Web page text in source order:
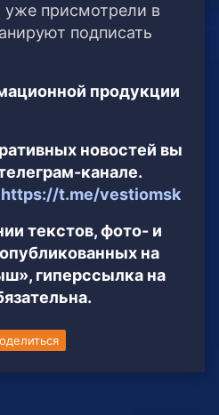
присмотрели в
подписать
продукции
новостей вы
канале.
https://t.me/vestiomsk
текстов, фото- и
на
гиперссылка на